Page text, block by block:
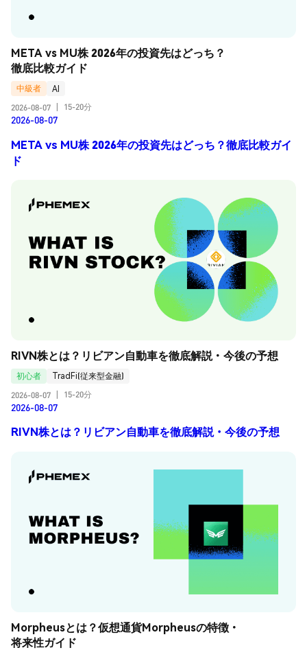
META vs MU株 2026年の投資先はどっち？
徹底比較ガイド
中級者
AI
2026-08-07
15-20分
2026-08-07
META vs MU株 2026年の投資先はどっち？徹底比較ガイ
ド
RIVN株とは？リビアン自動車を徹底解説・今後の予想
初心者
TradFi(従来型金融)
2026-08-07
15-20分
2026-08-07
RIVN株とは？リビアン自動車を徹底解説・今後の予想
Morpheusとは？仮想通貨Morpheusの特徴・
将来性ガイド